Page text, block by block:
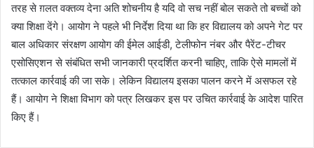
तरह से ग़लत वक्तव्य देना अति शोचनीय है यदि वो सच नहीं बोल सकते तो बच्चों को
क्या शिक्षा देंगे। आयोग ने पहले भी निर्देश दिया था कि हर विद्यालय को अपने गेट पर
बाल अधिकार संरक्षण आयोग की ईमेल आईडी, टेलीफोन नंबर और पैरेंट-टीचर
एसोसिएशन से संबंधित सभी जानकारी प्रदर्शित करनी चाहिए, ताकि ऐसे मामलों में
तत्काल कार्रवाई की जा सके। लेकिन विद्यालय इसका पालन करने में असफल रहे
हैं। आयोग ने शिक्षा विभाग को पत्र लिखकर इस पर उचित कार्रवाई के आदेश पारित
किए हैं।